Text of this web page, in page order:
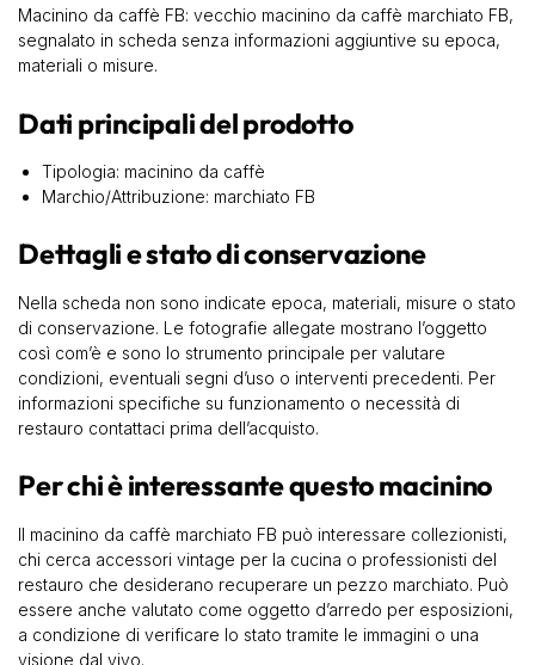
Macinino da caffè FB: vecchio macinino da caffè marchiato FB,
segnalato in scheda senza informazioni aggiuntive su epoca,
materiali o misure.
Dati principali del prodotto
Tipologia: macinino da caffè
Marchio/Attribuzione: marchiato FB
Dettagli e stato di conservazione
Nella scheda non sono indicate epoca, materiali, misure o stato
di conservazione. Le fotografie allegate mostrano l’oggetto
così com’è e sono lo strumento principale per valutare
condizioni, eventuali segni d’uso o interventi precedenti. Per
informazioni specifiche su funzionamento o necessità di
restauro contattaci prima dell’acquisto.
Per chi è interessante questo macinino
Il macinino da caffè marchiato FB può interessare collezionisti,
chi cerca accessori vintage per la cucina o professionisti del
restauro che desiderano recuperare un pezzo marchiato. Può
essere anche valutato come oggetto d’arredo per esposizioni,
a condizione di verificare lo stato tramite le immagini o una
visione dal vivo.